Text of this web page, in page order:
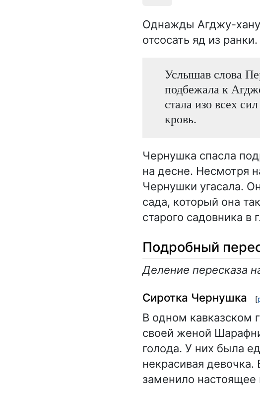
Однажды Агджу-
отсосать яд из ранки.
Услышав слова
подбежала к
стала изо всех
кровь.
Чернушка спасла
на десне. Несмотря
Чернушки угасала.
сада, который она
старого садовника в
Подробный
Деление пересказа
Сиротка Чернушка [
В одном кавказском
своей женой
голода. У них была
некрасивая
заменило настоящее